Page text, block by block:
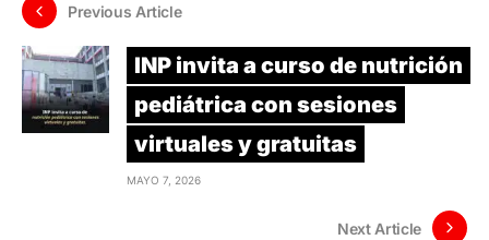
Previous Article
INP invita a curso de nutrición
pediátrica con sesiones
virtuales y gratuitas
MAYO 7, 2026
Next Article